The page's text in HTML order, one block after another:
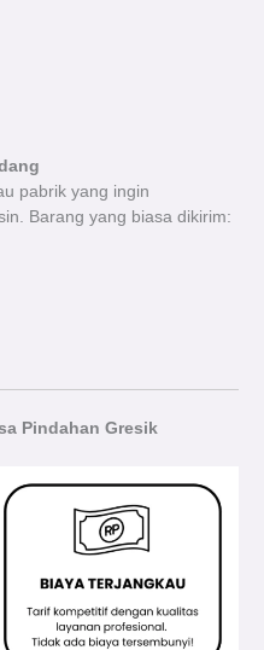
pabrik yang ingin
Barang yang biasa dikirim:
Pindahan Gresik